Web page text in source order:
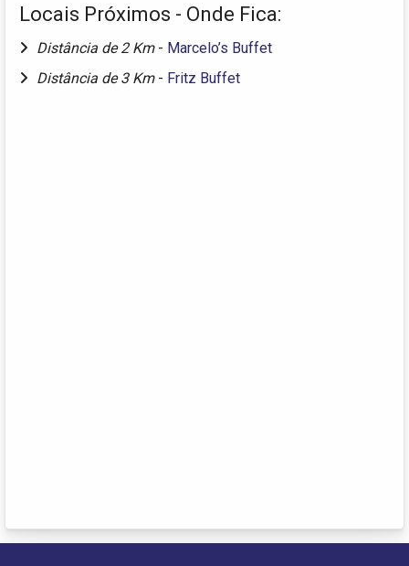
Locais Próximos - Onde Fica:
Distância de 2 Km - Marcelo’s Buffet
Distância de 3 Km - Fritz Buffet